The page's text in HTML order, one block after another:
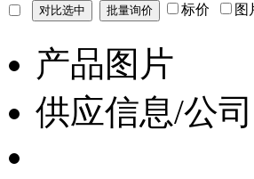
标价
图
产品图片
供应信息/公司